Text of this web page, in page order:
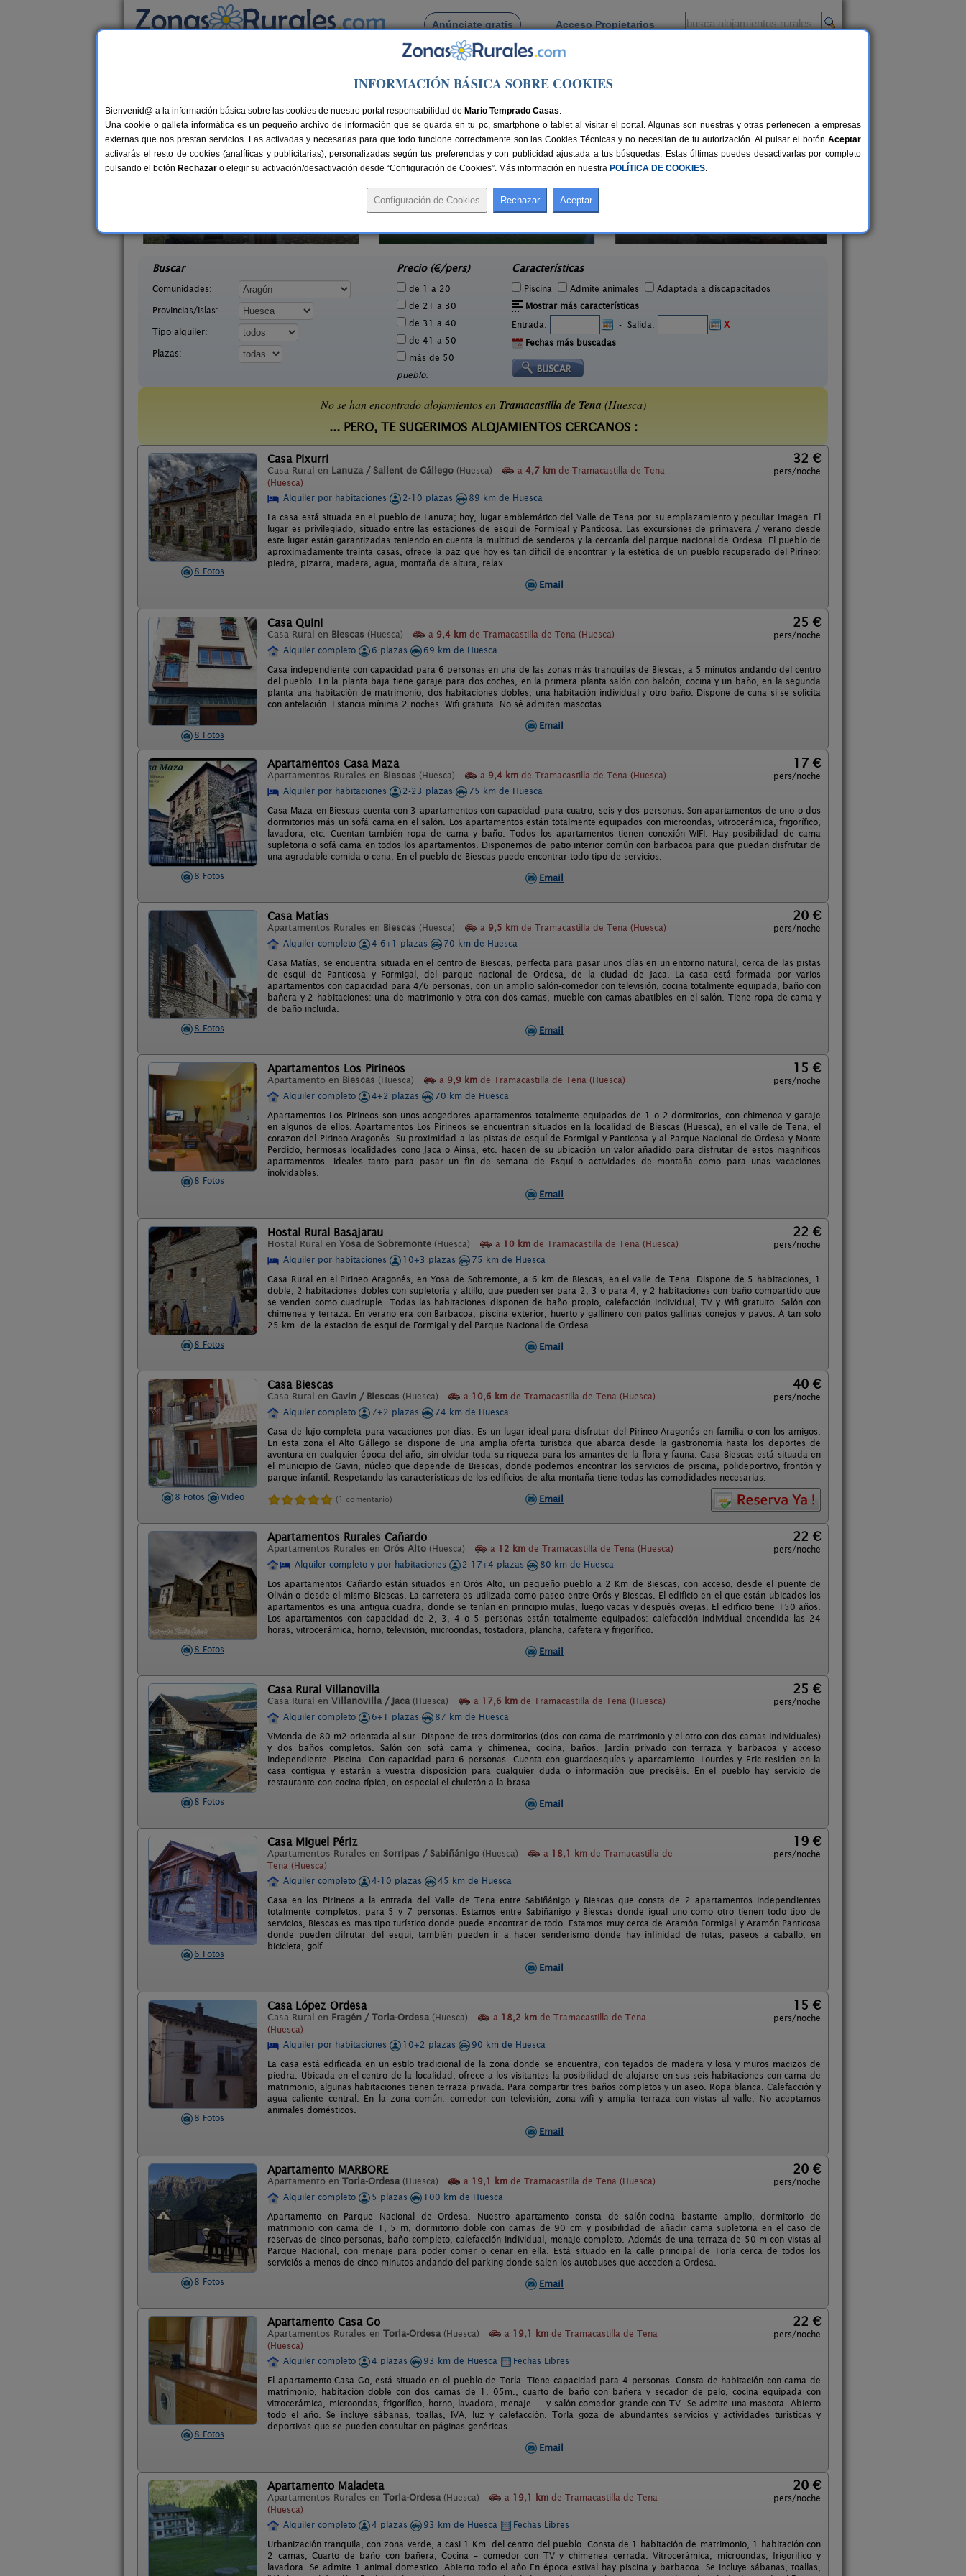
Anúnciate gratis Acceso Propietarios
Busca por pueblo
> Tramacastilla de Tena
Casas Rurales cerca de Tramacastilla de Tena
25 €
Apartamento Maladeta
Buscar
Comunidades:
Provincias/Islas:
Tipo alquiler:
Plazas:
Precio (€/pers)
de 1 a 20
de 21 a 30
de 31 a 40
de 41 a 50
más de 50
pueblo:
Características
Piscina Admite animales
Adaptada a discapacitados
Mostrar más características
Entrada:
- Salida:
X
Fechas más buscadas
No se han encontrado alojamientos en Tramacastilla de Tena (Huesca)
... PERO, TE SUGERIMOS ALOJAMIENTOS CERCANOS :
8 Fotos
Casa Pixurri
Casa Rural en Lanuza / Sallent de Gállego (Huesca) a 4,7 km de Tramacastilla de Tena
(Huesca)
32 €
pers/noche
Alquiler por habitaciones 2-10 plazas
89 km de Huesca
La casa está situada en el pueblo de Lanuza; hoy, lugar emblemático del Valle de Tena por su emplazamiento y peculiar imagen. El
lugar es privilegiado, situado entre las estaciones de esquí de Formigal y Panticosa. Las excursiones de primavera / verano desde
este lugar están garantizadas teniendo en cuenta la multitud de senderos y la cercanía del parque nacional de Ordesa. El pueblo de
aproximadamente treinta casas, ofrece la paz que hoy es tan difícil de encontrar y la estética de un pueblo recuperado del Pirineo:
piedra, pizarra, madera, agua, montaña de altura, relax.
Email
8 Fotos
Casa Quini
Casa Rural en Biescas (Huesca) a 9,4 km de Tramacastilla de Tena (Huesca)
25 €
pers/noche
Alquiler completo
6 plazas
69 km de Huesca
Casa independiente con capacidad para 6 personas en una de las zonas más tranquilas de Biescas, a 5 minutos andando del centro
del pueblo. En la planta baja tiene garaje para dos coches, en la primera planta salón con balcón, cocina y un baño, en la segunda
planta una habitación de matrimonio, dos habitaciones dobles, una habitación individual y otro baño. Dispone de cuna si se solicita
con antelación. Estancia mínima 2 noches. Wifi gratuita. No sé admiten mascotas.
Email
8 Fotos
Apartamentos Casa Maza
Apartamentos Rurales en Biescas (Huesca) a 9,4 km de Tramacastilla de Tena (Huesca)
17 €
pers/noche
Alquiler por habitaciones
2-23 plazas
75 km de Huesca
Casa Maza en Biescas cuenta con 3 apartamentos con capacidad para cuatro, seis y dos personas. Son apartamentos de uno o dos
dormitorios más un sofá cama en el salón. Los apartamentos están totalmente equipados con microondas, vitrocerámica, frigorífico,
lavadora, etc. Cuentan también ropa de cama y baño. Todos los apartamentos tienen conexión WIFI. Hay posibilidad de cama
supletoria o sofá cama en todos los apartamentos. Disponemos de patio interior común con barbacoa para que puedan disfrutar de
una agradable comida o cena. En el pueblo de Biescas puede encontrar todo tipo de servicios.
Email
8 Fotos
Casa Matías
Apartamentos Rurales en Biescas (Huesca) a 9,5 km de Tramacastilla de Tena (Huesca)
20 €
pers/noche
Alquiler completo
4-6+1 plazas
70 km de Huesca
Casa Matías, se encuentra situada en el centro de Biescas, perfecta para pasar unos días en un entorno natural, cerca de las pistas
de esqui de Panticosa y Formigal, del parque nacional de Ordesa, de la ciudad de Jaca. La casa está formada por varios
apartamentos con capacidad para 4/6 personas, con un amplio salón-comedor con televisión, cocina totalmente equipada, baño con
bañera y 2 habitaciones: una de matrimonio y otra con dos camas, mueble con camas abatibles en el salón. Tiene ropa de cama y
de baño incluida.
Email
8 Fotos
Apartamentos Los Pirineos
Apartamento en Biescas (Huesca) a 9,9 km de Tramacastilla de Tena (Huesca)
15 €
pers/noche
Alquiler completo
4+2 plazas
70 km de Huesca
Apartamentos Los Pirineos son unos acogedores apartamentos totalmente equipados de 1 o 2 dormitorios, con chimenea y garaje
en algunos de ellos. Apartamentos Los Pirineos se encuentran situados en la localidad de Biescas (Huesca), en el valle de Tena, el
corazon del Pirineo Aragonés. Su proximidad a las pistas de esquí de Formigal y Panticosa y al Parque Nacional de Ordesa y Monte
Perdido, hermosas localidades cono Jaca o Ainsa, etc. hacen de su ubicación un valor añadido para disfrutar de estos magníficos
apartamentos. Ideales tanto para pasar un fin de semana de Esquí o actividades de montaña como para unas vacaciones
inolvidables.
Email
8 Fotos
Hostal Rural Basajarau
Hostal Rural en Yosa de Sobremonte (Huesca) a 10 km de Tramacastilla de Tena (Huesca)
22 €
pers/noche
Alquiler por habitaciones
10+3 plazas
75 km de Huesca
Casa Rural en el Pirineo Aragonés, en Yosa de Sobremonte, a 6 km de Biescas, en el valle de Tena. Dispone de 5 habitaciones, 1
doble, 2 habitaciones dobles con supletoria y altillo, que pueden ser para 2, 3 o para 4, y 2 habitaciones con baño compartido que
se venden como cuadruple. Todas las habitaciones disponen de baño propio, calefacción individual, TV y Wifi gratuito. Salón con
chimenea y terraza. En verano era con Barbacoa, piscina exterior, huerto y gallinero con patos gallinas conejos y pavos. A tan solo
25 km. de la estacion de esqui de Formigal y del Parque Nacional de Ordesa.
Email
8 Fotos Video
Casa Biescas
Casa Rural en Gavin / Biescas (Huesca) a 10,6 km de Tramacastilla de Tena (Huesca)
40 €
pers/noche
Alquiler completo
7+2 plazas
74 km de Huesca
Casa de lujo completa para vacaciones por días. Es un lugar ideal para disfrutar del Pirineo Aragonés en familia o con los amigos.
En esta zona el Alto Gállego se dispone de una amplia oferta turística que abarca desde la gastronomía hasta los deportes de
aventura en cualquier época del año, sin olvidar toda su riqueza para los amantes de la flora y fauna. Casa Biescas está situada en
el municipio de Gavin, núcleo que depende de Biescas, donde podemos encontrar los servicios de piscina, polideportivo, frontón y
parque infantil. Respetando las características de los edificios de alta montaña tiene todas las comodidades necesarias.
(1 comentario) Email
8 Fotos
Apartamentos Rurales Cañardo
Apartamentos Rurales en Orós Alto (Huesca) a 12 km de Tramacastilla de Tena (Huesca)
22 €
pers/noche
Alquiler completo y por habitaciones
2-17+4 plazas
80 km de Huesca
Los apartamentos Cañardo están situados en Orós Alto, un pequeño pueblo a 2 Km de Biescas, con acceso, desde el puente de
Oliván o desde el mismo Biescas. La carretera es utilizada como paseo entre Orós y Biescas. El edificio en el que están ubicados los
apartamentos es una antigua cuadra, donde se tenían en principio mulas, luego vacas y después ovejas. El edificio tiene 150 años.
Los apartamentos con capacidad de 2, 3, 4 o 5 personas están totalmente equipados: calefacción individual encendida las 24
horas, vitrocerámica, horno, televisión, microondas, tostadora, plancha, cafetera y frigorífico.
Email
8 Fotos
Casa Rural Villanovilla
Casa Rural en Villanovilla / Jaca (Huesca) a 17,6 km de Tramacastilla de Tena (Huesca)
25 €
pers/noche
Alquiler completo
6+1 plazas
87 km de Huesca
Vivienda de 80 m2 orientada al sur. Dispone de tres dormitorios (dos con cama de matrimonio y el otro con dos camas individuales)
y dos baños completos. Salón con sofá cama y chimenea, cocina, baños. Jardín privado con terraza y barbacoa y acceso
independiente. Piscina. Con capacidad para 6 personas. Cuenta con guardaesquíes y aparcamiento. Lourdes y Eric residen en la
casa contigua y estarán a vuestra disposición para cualquier duda o información que preciséis. En el pueblo hay servicio de
restaurante con cocina típica, en especial el chuletón a la brasa.
Email
6 Fotos
Casa Miguel Périz
Apartamentos Rurales en Sorripas / Sabiñánigo (Huesca) a 18,1 km de Tramacastilla de
Tena (Huesca)
19 €
pers/noche
Alquiler completo 4-10 plazas
45 km de Huesca
Casa en los Pirineos a la entrada del Valle de Tena entre Sabiñánigo y Biescas que consta de 2 apartamentos independientes
totalmente completos, para 5 y 7 personas. Estamos entre Sabiñánigo y Biescas donde igual uno como otro tienen todo tipo de
servicios, Biescas es mas tipo turístico donde puede encontrar de todo. Estamos muy cerca de Aramón Formigal y Aramón Panticosa
donde pueden difrutar del esquí, también pueden ir a hacer senderismo donde hay infinidad de rutas, paseos a caballo, en
bicicleta, golf...
Email
8 Fotos
Casa López Ordesa
Casa Rural en Fragén / Torla-Ordesa (Huesca) a 18,2 km de Tramacastilla de Tena
(Huesca)
15 €
pers/noche
Alquiler por habitaciones 10+2 plazas
90 km de Huesca
La casa está edificada en un estilo tradicional de la zona donde se encuentra, con tejados de madera y losa y muros macizos de
piedra. Ubicada en el centro de la localidad, ofrece a los visitantes la posibilidad de alojarse en sus seis habitaciones con cama de
matrimonio, algunas habitaciones tienen terraza privada. Para compartir tres baños completos y un aseo. Ropa blanca. Calefacción y
agua caliente central. En la zona común: comedor con televisión, zona wifi y amplia terraza con vistas al valle. No aceptamos
animales domésticos.
Email
8 Fotos
Apartamento MARBORE
Apartamento en Torla-Ordesa (Huesca) a 19,1 km de Tramacastilla de Tena (Huesca)
20 €
pers/noche
Alquiler completo
5 plazas
100 km de Huesca
Apartamento en Parque Nacional de Ordesa. Nuestro apartamento consta de salón-cocina bastante amplio, dormitorio de
matrimonio con cama de 1, 5 m, dormitorio doble con camas de 90 cm y posibilidad de añadir cama supletoria en el caso de
reservas de cinco personas, baño completo, calefacción individual, menaje completo. Además de una terraza de 50 m con vistas al
Parque Nacional, con menaje para poder comer o cenar en ella. Está situado en la calle principal de Torla cerca de todos los
serviciós a menos de cinco minutos andando del parking donde salen los autobuses que acceden a Ordesa.
Email
8 Fotos
Apartamento Casa Go
Apartamentos Rurales en Torla-Ordesa (Huesca) a 19,1 km de Tramacastilla de Tena
(Huesca)
22 €
pers/noche
Alquiler completo 4 plazas 93 km de Huesca
Fechas Libres
El apartamento Casa Go, está situado en el pueblo de Torla. Tiene capacidad para 4 personas. Consta de habitación con cama de
matrimonio, habitación doble con dos camas de 1. 05m., cuarto de baño con bañera y secador de pelo, cocina equipada con
vitrocerámica, microondas, frigorífico, horno, lavadora, menaje … y salón comedor grande con TV. Se admite una mascota. Abierto
todo el año. Se incluye sábanas, toallas, IVA, luz y calefacción. Torla goza de abundantes servicios y actividades turísticas y
deportivas que se pueden consultar en páginas genéricas.
Email
Apartamento Maladeta
Apartamentos Rurales en Torla-Ordesa (Huesca) a 19,1 km de Tramacastilla de Tena
(Huesca)
20 €
pers/noche
Alquiler completo 4 plazas 93 km de Huesca
Fechas Libres
Urbanización tranquila, con zona verde, a casi 1 Km. del centro del pueblo. Consta de 1 habitación de matrimonio, 1 habitación con
2 camas, Cuarto de baño con bañera, Cocina – comedor con TV y chimenea cerrada. Vitrocerámica, microondas, frigorífico y
lavadora. Se admite 1 animal domestico. Abierto todo el año En época estival hay piscina y barbacoa. Se incluye sábanas, toallas,
INFORMACIÓN BÁSICA SOBRE COOKIES
Bienvenid@ a la información básica sobre las cookies de nuestro portal responsabilidad de Mario Temprado Casas.
Una cookie o galleta informática es un pequeño archivo de información que se guarda en tu pc, smartphone o tablet al visitar el portal. Algunas son nuestras y otras pertenecen a empresas
externas que nos prestan servicios. Las activadas y necesarias para que todo funcione correctamente son las Cookies Técnicas y no necesitan de tu autorización. Al pulsar el botón Aceptar
activarás el resto de cookies (analíticas y publicitarias), personalizadas según tus preferencias y con publicidad ajustada a tus búsquedas. Estas últimas puedes desactivarlas por completo
pulsando el botón Rechazar o elegir su activación/desactivación desde “Configuración de Cookies”. Más información en nuestra POLÍTICA DE COOKIES.